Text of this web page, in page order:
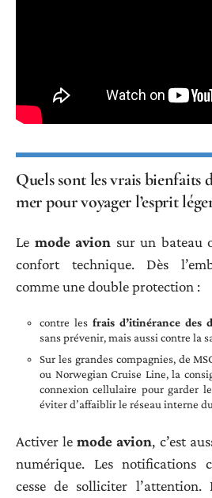
Quels sont les vrais bienfaits
mer pour voyager l’esprit
Le mode avion sur un bateau
confort technique. Dès
comme une double protection :
contre les frais d’itinérance des
sans prévenir, mais aussi contre la
Sur les grandes compagnies, de
ou Norwegian Cruise Line, la
connexion cellulaire pour garder
éviter d’affaiblir le réseau interne
Activer lemode avion, c’est
numérique. Les notifications
cesse de solliciter l’attention.